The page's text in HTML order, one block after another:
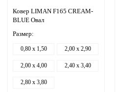
Ковер LIMAN F165 CREAM-
BLUE Овал
Размер:
0,80 x 1,50 2,00 x 2,90
2,00 x 4,00 2,40 x 3,40
2,80 x 3,80